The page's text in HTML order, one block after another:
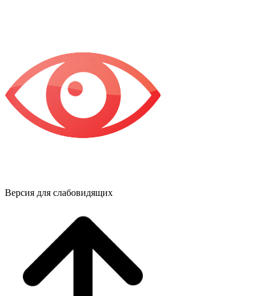
Версия для слабовидящих